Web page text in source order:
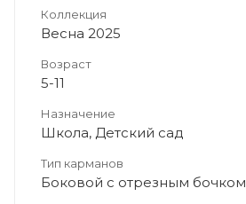
Коллекция
Весна 2025
Возраст
5-11
Назначение
Школа, Детский сад
Тип карманов
Боковой с отрезным бочком